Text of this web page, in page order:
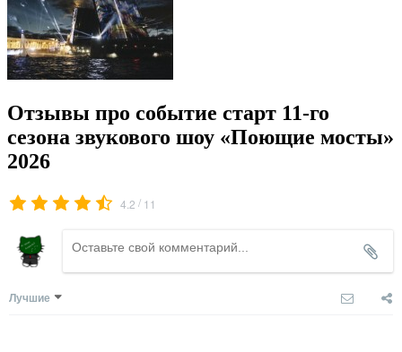
Отзывы про событие старт 11-го
сезона звукового шоу «Поющие мосты»
2026
4.2 / 11
Лучшие